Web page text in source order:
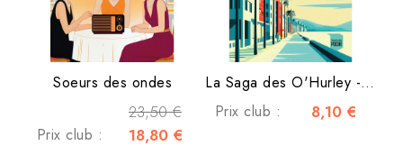
Soeurs des ondes
23,50 €
Prix club : 18,80 €
La Saga des O'Hurley - Tome...
Prix club :
8,10 €